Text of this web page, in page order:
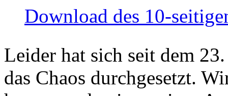
Download des 10-
Leider hat sich seit dem
das Chaos durchgesetzt.